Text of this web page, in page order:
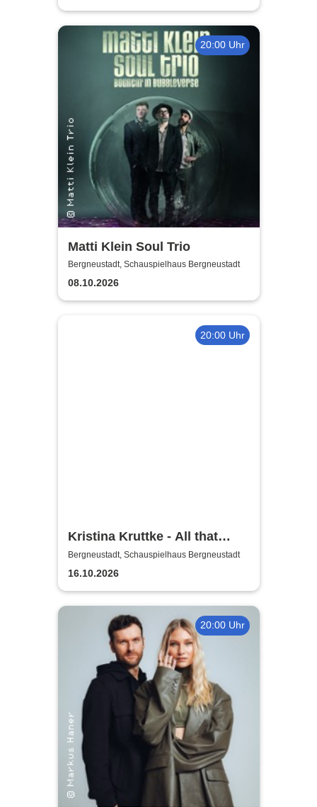
20:00 Uhr
Matti Klein Soul Trio
Bergneustadt, Schauspielhaus Bergneustadt
08.10.2026
20:00 Uhr
Kristina Kruttke - All that
Jaazz!
Bergneustadt, Schauspielhaus Bergneustadt
16.10.2026
20:00 Uhr